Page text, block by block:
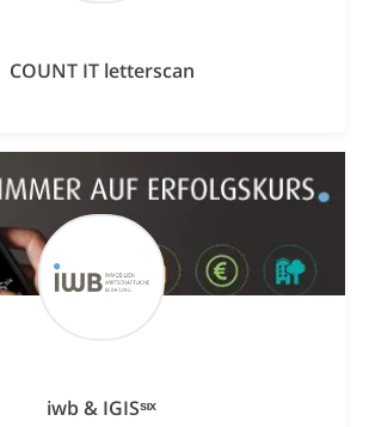
COUNT IT letterscan
iwb & IGISˢᶦˣ